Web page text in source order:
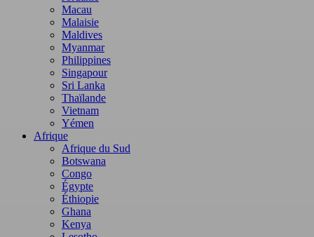
Macau
Malaisie
Maldives
Myanmar
Philippines
Singapour
Sri Lanka
Thaïlande
Vietnam
Yémen
Afrique
Afrique du Sud
Botswana
Congo
Égypte
Éthiopie
Ghana
Kenya